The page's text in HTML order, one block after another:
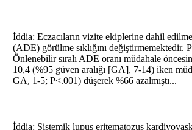
İddia: Eczacıların vizite ekiplerine dahil
(ADE) görülme sıklığını
Önlenebilir sıralı ADE oranı müdahale
10,4 (%95 güven aralığı [GA], 7-14) iken
GA, 1-5; P<.001) düşerek %66 azalmıştı...
İddia: Sistemik lupus eritematozus